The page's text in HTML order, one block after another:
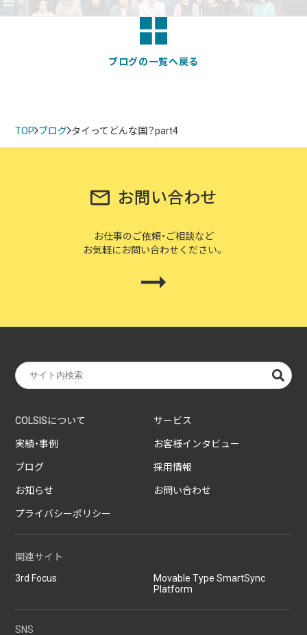
ブログの一覧へ戻る
TOP ブログ タイってどんな国？part4
お問い合わせ
お仕事のご依頼・ご相談など
お気軽にお問い合わせください。
COLSISについて サービス
実績・事例 お客様インタビュー
ブログ 採用情報
お知らせ お問い合わせ
プライバシーポリシー
関連サイト
3rd Focus
Movable Type SmartSync
Platform
SNS